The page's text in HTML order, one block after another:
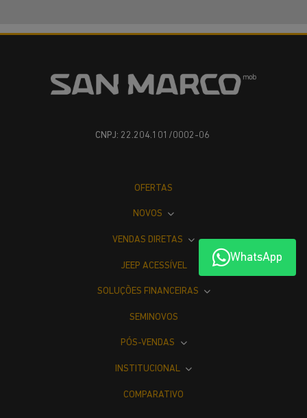
WhatsApp
CNPJ: 22.204.101/0002-06
OFERTAS
NOVOS
VENDAS DIRETAS
JEEP ACESSÍVEL
SOLUÇÕES FINANCEIRAS
SEMINOVOS
PÓS-VENDAS
INSTITUCIONAL
COMPARATIVO